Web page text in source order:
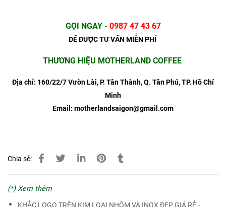
GỌI NGAY - 0987 47 43 67
ĐỂ ĐƯỢC TƯ VẤN MIỄN PHÍ
THƯƠNG HIỆU MOTHERLAND COFFEE
Địa chỉ: 160/22/7 Vườn Lài, P. Tân Thành, Q. Tân Phú, TP. Hồ Chí
Minh
Email: motherlandsaigon@gmail.com
Chia sẻ:
(*) Xem thêm
KHẮC LOGO TRÊN KIM LOẠI NHÔM VÀ INOX ĐẸP GIÁ RẺ -